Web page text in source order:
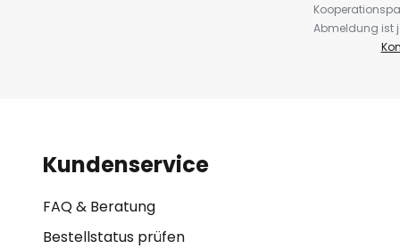
Abmeldung ist
Kundenservice
FAQ & Beratung
Bestellstatus prüfen